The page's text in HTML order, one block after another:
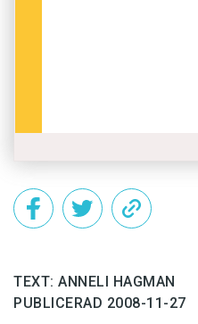
TEXT: ANNELI HAGMAN
PUBLICERAD 2008-11-27